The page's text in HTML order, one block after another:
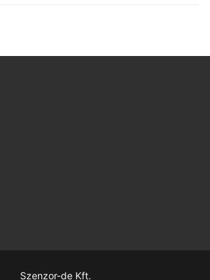
Szenzor-de Kft.